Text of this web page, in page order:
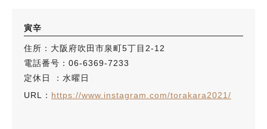
寅辛
住所：大阪府吹田市泉町5丁目2-12
電話番号：06-6369-7233
定休日 ：水曜日
URL： https://www.instagram.com/torakara2021/